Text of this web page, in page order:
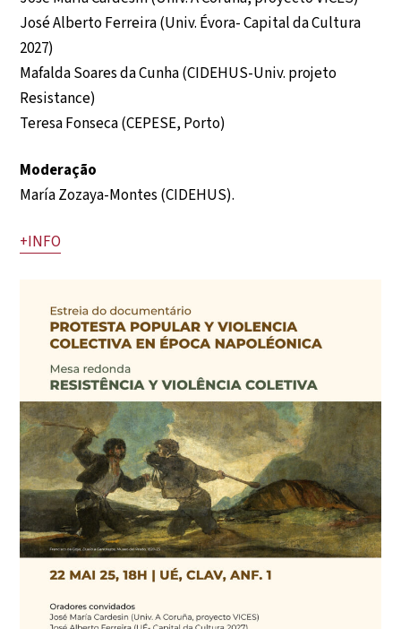
José Alberto Ferreira (Univ. Évora- Capital da Cultura
2027)
Mafalda Soares da Cunha (CIDEHUS-Univ. projeto
Resistance)
Teresa Fonseca (CEPESE, Porto)
Moderação
María Zozaya-Montes (CIDEHUS).
+INFO